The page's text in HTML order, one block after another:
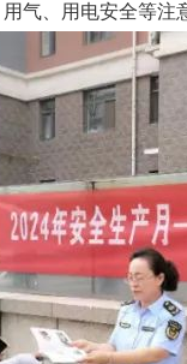
气、用电安全等注